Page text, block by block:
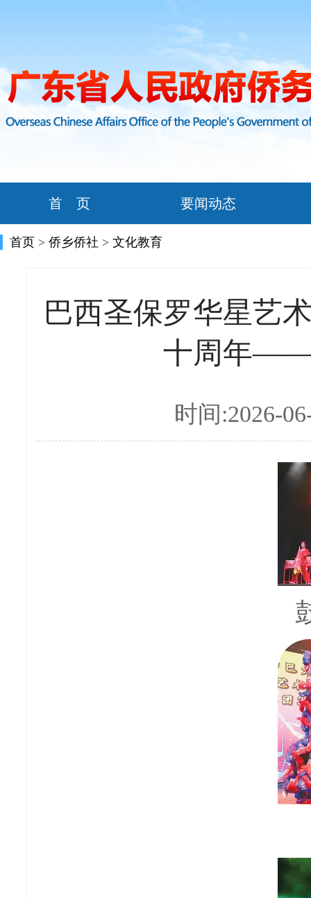
首 页 要闻动态
首页 > 侨乡侨社 > 文化教育
巴西圣保罗华星艺
十周年——
时间:2026-